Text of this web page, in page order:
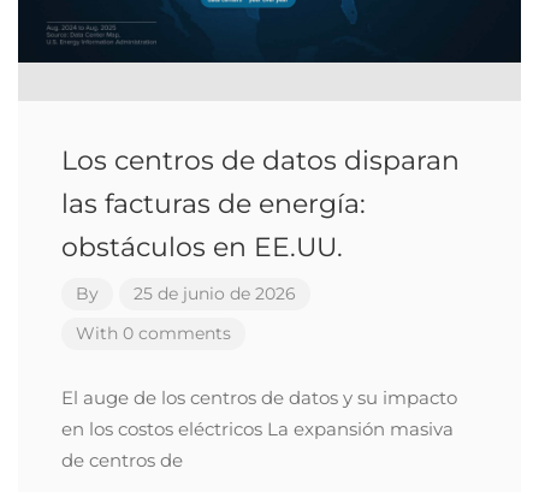
Los centros de datos disparan
las facturas de energía:
obstáculos en EE.UU.
By
25 de junio de 2026
With 0 comments
El auge de los centros de datos y su impacto
en los costos eléctricos La expansión masiva
de centros de